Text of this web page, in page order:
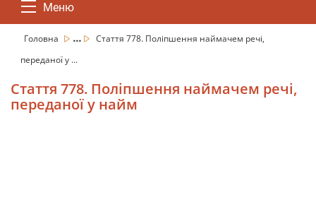
Меню
Головна ...
Стаття 778. Поліпшення наймачем речі,
переданої у ...
Стаття 778. Поліпшення наймачем речі,
переданої у найм